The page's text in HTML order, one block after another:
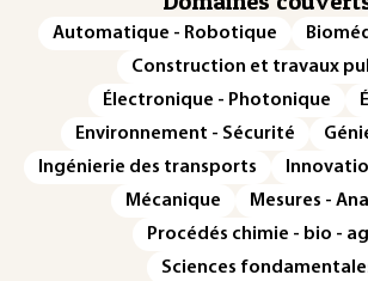
Automatique - Robotique
Construction et travaux
Électronique - Photonique
Environnement - Sécurité
Ingénierie des transports
Mécanique
Mesures -
Procédés chimie - bio -
Sciences